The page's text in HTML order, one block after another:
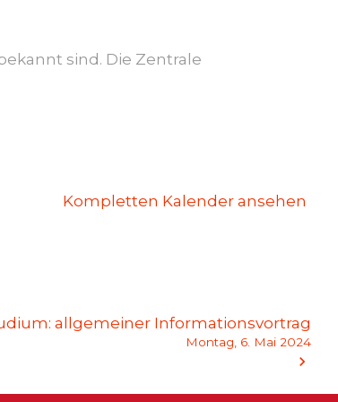
sind. Die Zentrale
Kompletten Kalender ansehen
allgemeiner Informationsvortrag
Montag, 6. Mai 2024